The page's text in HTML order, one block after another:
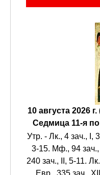
10 августа 2026
Седмица 11-я
Утр. - Лк., 4 зач., I,
3-15. Мф., 94
240 зач., II, 5-11.
Евр., 335 зач.,